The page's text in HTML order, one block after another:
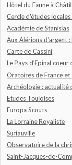
Hôtel du Faune à
Cercle d'études
Académie de Stanislas
Aux Alérions d'argent
Carte de Cassini
Le Pays d'Epinal coeur
Oratoires de France et
Archéologie : actualité
Etudes Touloises
Europa Scouts
La Lorraine Royaliste
Suriauville
Observatoire de la
Saint-Jacques-de-